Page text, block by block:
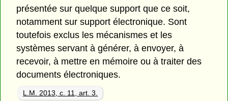
présentée sur quelque support que ce soit,
notamment sur support électronique. Sont
toutefois exclus les mécanismes et les
systèmes servant à générer, à envoyer, à
recevoir, à mettre en mémoire ou à traiter des
documents électroniques.
L.M. 2013, c. 11, art. 3.